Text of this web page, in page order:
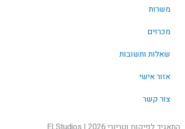
משרות
מכרזים
שאלות ותשובות
אזור אישי
צור קשר